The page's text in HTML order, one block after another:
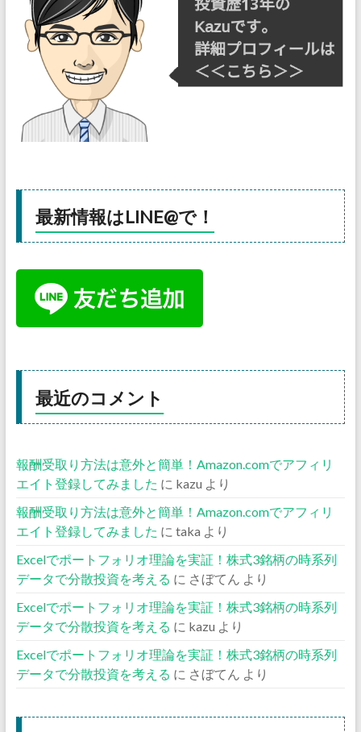
最新情報はLINE@で！
最近のコメント
報酬受取り方法は意外と簡単！Amazon.comでアフィリ
エイト登録してみました に kazu より
報酬受取り方法は意外と簡単！Amazon.comでアフィリ
エイト登録してみました に taka より
Excelでポートフォリオ理論を実証！株式3銘柄の時系列
データで分散投資を考える に さぼてん より
Excelでポートフォリオ理論を実証！株式3銘柄の時系列
データで分散投資を考える に kazu より
Excelでポートフォリオ理論を実証！株式3銘柄の時系列
データで分散投資を考える に さぼてん より